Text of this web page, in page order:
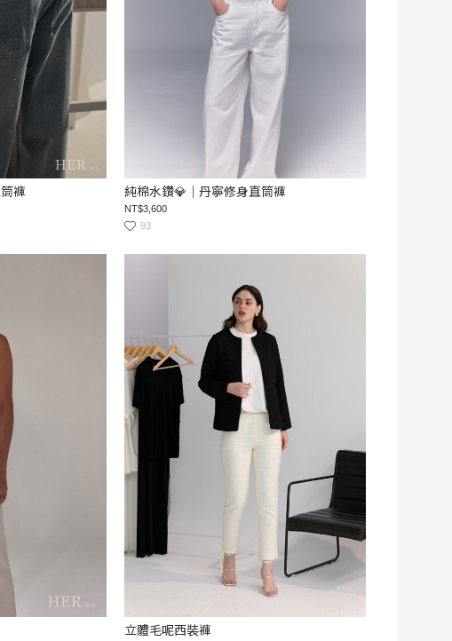
褲 純棉水鑽💎｜丹寧修身直筒褲
NT$3,600
93
立體毛呢西裝褲